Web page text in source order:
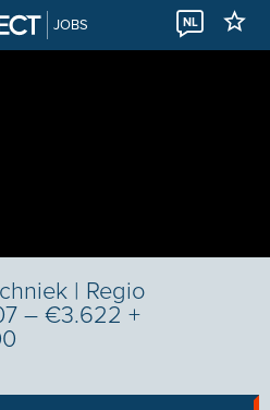
JOBS NL
| Regio
– €3.622 +